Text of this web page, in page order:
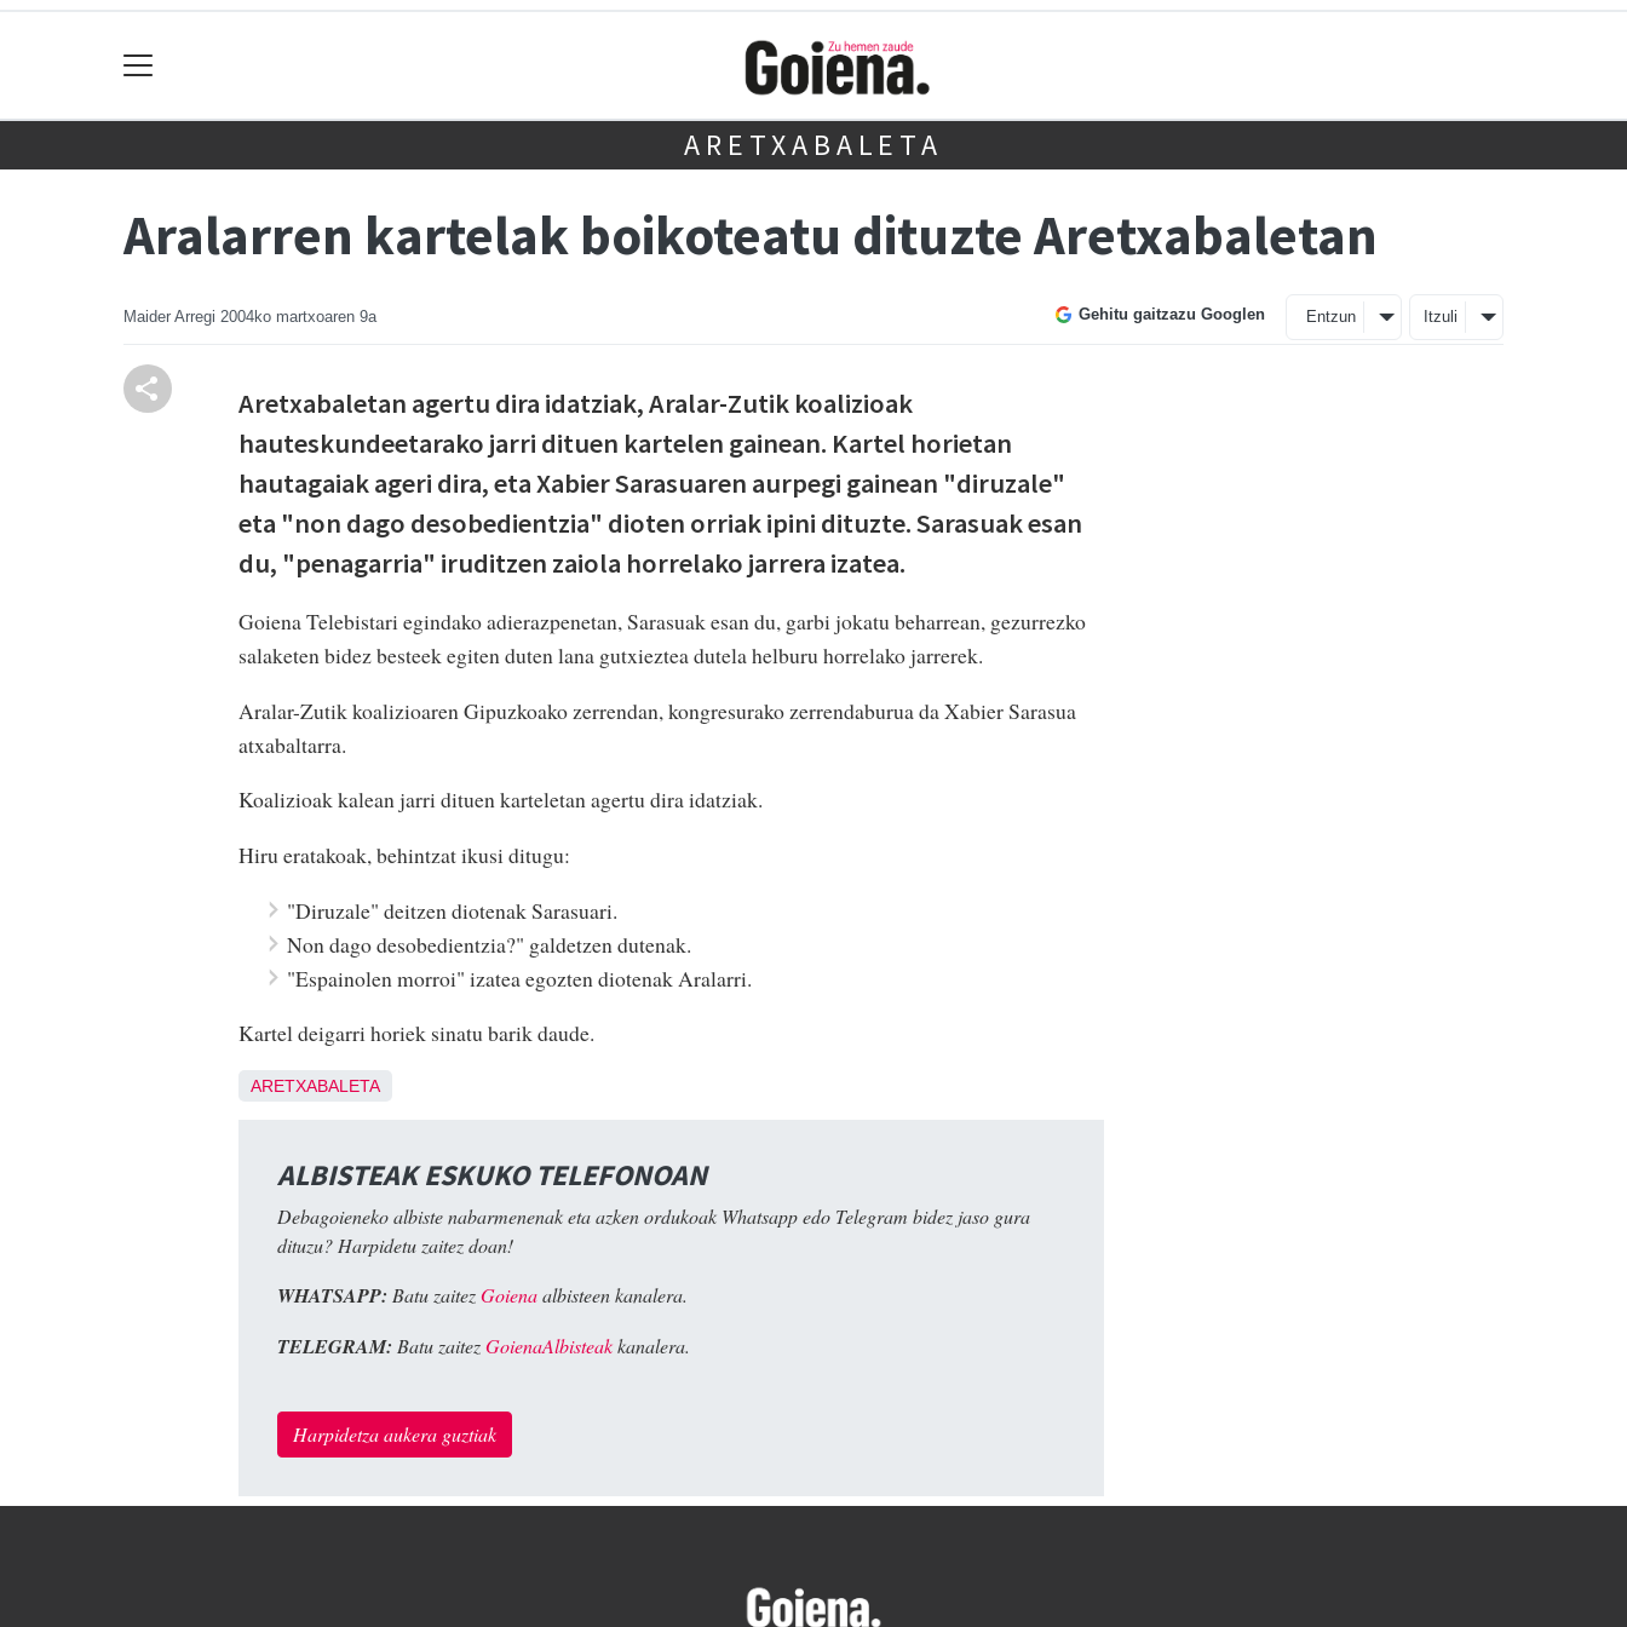
ARETXABALETA
Aralarren kartelak boikoteatu dituzte Aretxabaletan
Maider Arregi 2004ko martxoaren 9a Gehitu gaitzazu Googlen Entzun Itzuli
Aretxabaletan agertu dira idatziak, Aralar-Zutik koalizioak
hauteskundeetarako jarri dituen kartelen gainean. Kartel horietan
hautagaiak ageri dira, eta Xabier Sarasuaren aurpegi gainean "diruzale"
eta "non dago desobedientzia" dioten orriak ipini dituzte. Sarasuak esan
du, "penagarria" iruditzen zaiola horrelako jarrera izatea.
Goiena Telebistari egindako adierazpenetan, Sarasuak esan du, garbi jokatu beharrean, gezurrezko
salaketen bidez besteek egiten duten lana gutxieztea dutela helburu horrelako jarrerek.
Aralar-Zutik koalizioaren Gipuzkoako zerrendan, kongresurako zerrendaburua da Xabier Sarasua
atxabaltarra.
Koalizioak kalean jarri dituen karteletan agertu dira idatziak.
Hiru eratakoak, behintzat ikusi ditugu:
"Diruzale" deitzen diotenak Sarasuari.
Non dago desobedientzia?" galdetzen dutenak.
"Espainolen morroi" izatea egozten diotenak Aralarri.
Kartel deigarri horiek sinatu barik daude.
ARETXABALETA
ALBISTEAK ESKUKO TELEFONOAN
Debagoieneko albiste nabarmenenak eta azken ordukoak Whatsapp edo Telegram bidez jaso gura
dituzu? Harpidetu zaitez doan!
WHATSAPP: Batu zaitezGoienaalbisteen kanalera.
TELEGRAM: Batu zaitezGoienaAlbisteakkanalera.
Harpidetza aukera guztiak